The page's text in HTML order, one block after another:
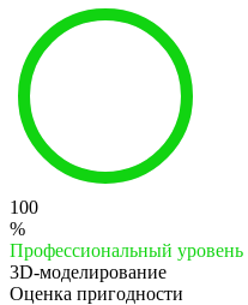
100
%
Профессиональный уровень
3D-моделирование
Оценка пригодности